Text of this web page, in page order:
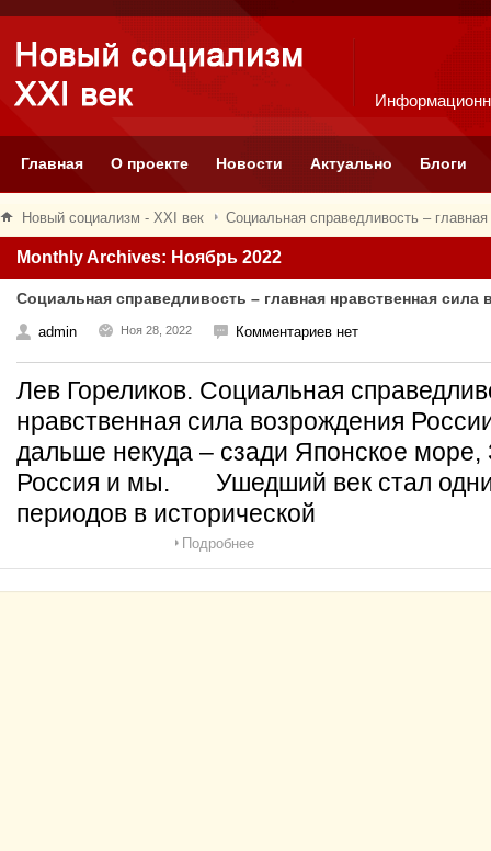
Главная О проекте Новости Актуально Блоги
Новый социализм - XXI век Социальная справедливость –
Monthly Archives: Ноябрь 2022
Социальная справедливость – главная нравственная сила
admin Ноя 28, 2022 Комментариев нет
Лев Гореликов. Социальная
нравственная сила возрождения
дальше некуда – сзади Японское море,
Россия и мы. Ушедший век стал
периодов в исторической
Подробнее